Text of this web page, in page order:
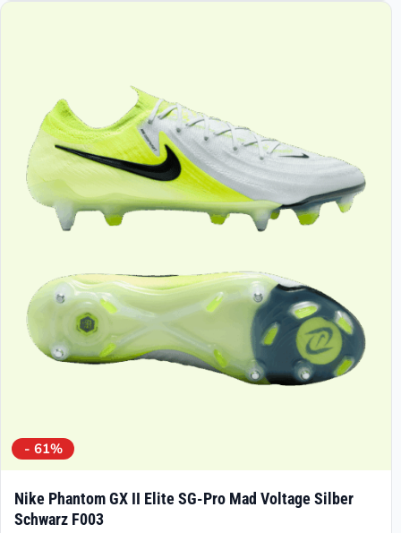
gewählt
werden
Die
Optionen
können
Produktseite
gewählt
werden
- 61%
Nike Phantom GX II Elite SG-Pro Mad Voltage Silber
Schwarz F003